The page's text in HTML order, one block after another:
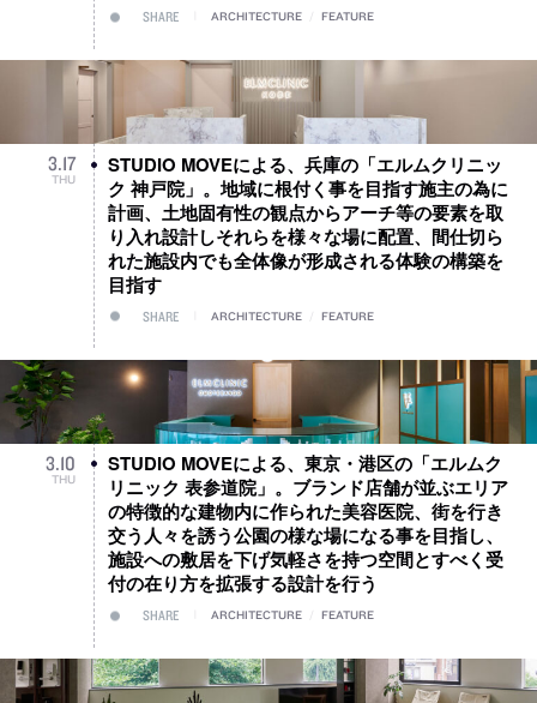
SHARE ARCHITECTURE FEATURE
3.17
THU
STUDIO MOVEによる、兵庫の「エルムクリニッ
ク 神戸院」。地域に根付く事を目指す施主の為に
計画、土地固有性の観点からアーチ等の要素を取
り入れ設計しそれらを様々な場に配置、間仕切ら
れた施設内でも全体像が形成される体験の構築を
目指す
SHARE ARCHITECTURE FEATURE
3.10
THU
STUDIO MOVEによる、東京・港区の「エルムク
リニック 表参道院」。ブランド店舗が並ぶエリア
の特徴的な建物内に作られた美容医院、街を行き
交う人々を誘う公園の様な場になる事を目指し、
施設への敷居を下げ気軽さを持つ空間とすべく受
付の在り方を拡張する設計を行う
SHARE ARCHITECTURE FEATURE